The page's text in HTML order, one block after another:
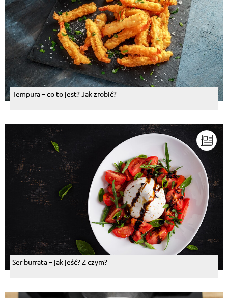
Tempura – co to jest? Jak zrobić?
Ser burrata – jak jeść? Z czym?